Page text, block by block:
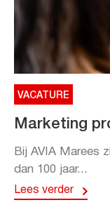
VACATURE
Marketing
Bij AVIA Marees
dan 100 jaar...
Lees verder